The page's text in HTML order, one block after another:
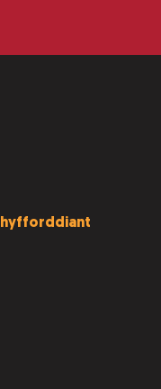
hyfforddiant